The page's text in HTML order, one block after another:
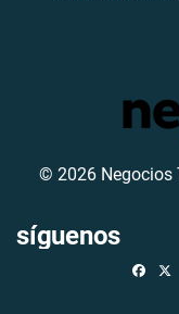
© 2026 Negocios
síguenos